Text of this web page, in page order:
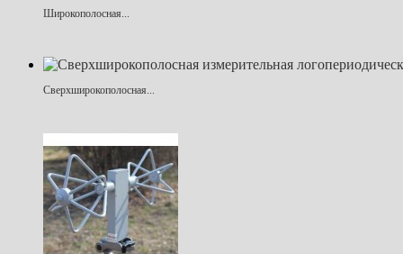
Широкополосная...
Сверхширокополосная...